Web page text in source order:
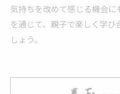
気持ちを改めて感じる機会
を通じて、親子で楽しく学
しょう。